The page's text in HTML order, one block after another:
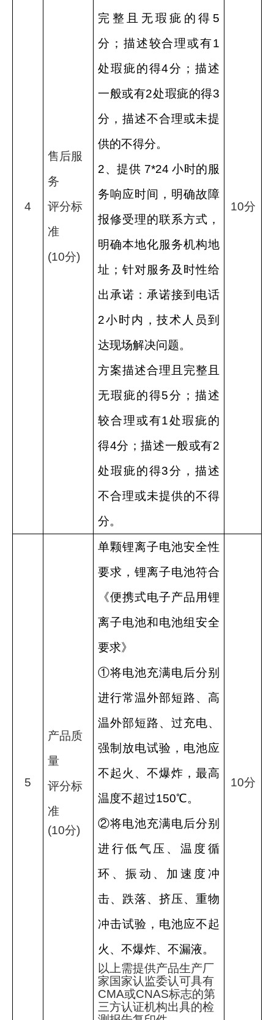
4
售后服
务
评分标
准
(10分)
完整且无瑕疵的得 5
分；描述较合理或有1
处瑕疵的得4分；描述
一般或有2处瑕疵的得3
分，描述不合理或未提
供的不得分。
2、提供 7*24小时的服
务响应时间，明确故障
报修受理的联系方式，
明确本地化服务机构地
址；针对服务及时性给
出承诺：承诺接到电话
2小时内，技术人员到
达现场解决问题。
方案描述合理且完整且
无瑕疵的得5分；描述
较合理或有1处瑕疵的
得4分；描述一般或有2
处瑕疵的得3分，描述
不合理或未提供的不得
分。
10分
5
产品质
量
评分标
准
(10分)
单颗锂离子电池安全性
要求，锂离子电池符合
《便携式电子产品用锂
离子电池和电池组安全
要求》
①将电池充满电后分别
进行常温外部短路、高
温外部短路、过充电、
强制放电试验，电池应
不起火、不爆炸，最高
温度不超过150℃。
②将电池充满电后分别
进行低气压、温度循
环、振动、加速度冲
击、跌落、挤压、重物
冲击试验，电池应不起
火、不爆炸、不漏液。
以上需提供产品生产厂
家国家认监委认可具有
CMA或CNAS标志的第
三方认证机构出具的检
10分